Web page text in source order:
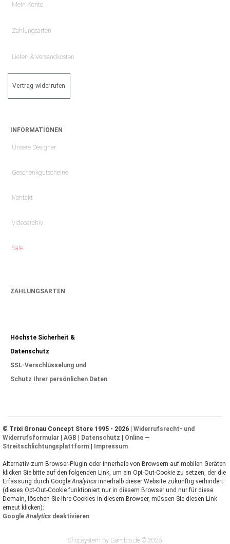
Mein Konto
Zahlungsarten
Liefer- & Versandkosten
Vertrag widerrufen
INFORMATIONEN
Unsere Designer
Geschenkgutscheine
Kontakt
Videoarchiv
Sale
ZAHLUNGSARTEN
Höchste Sicherheit &
Datenschutz
SSL-Verschlüsselung und
Schutz Ihrer persönlichen Daten
© Trixi Gronau Concept Store 1995 - 2026 | Widerrufsrecht- und
Widerrufsformular | AGB | Datenschutz | Online —
Streitschlichtungsplattform | Impressum
Alternativ zum Browser-Plugin oder innerhalb von Browsern auf mobilen Geräten
klicken Sie bitte auf den folgenden Link, um ein Opt-Out-Cookie zu setzen, der die
Erfassung durch Google Analytics innerhalb dieser Website zukünftig verhindert
(dieses Opt-Out-Cookie funktioniert nur in diesem Browser und nur für diese
Domain, löschen Sie Ihre Cookies in diesem Browser, müssen Sie diesen Link
erneut klicken):
Google Analytics deaktivieren
Shopsystem by Gambio.de © 2026